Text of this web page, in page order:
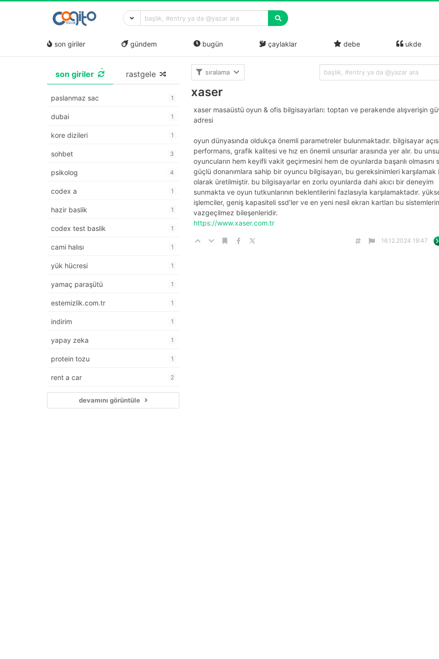
son giriler gündem bugün çaylaklar debe ukde
son giriler rastgele
paslanmaz sac 1
dubai 1
kore dizileri 1
sohbet 3
psikolog 4
codex a 1
hazir baslik 1
codex test baslik 1
cami halısı 1
yük hücresi 1
yamaç paraşütü 1
estemizlik.com.tr 1
indirim 1
yapay zeka 1
protein tozu 1
rent a car 2
devamını görüntüle
sıralama
xaser
xaser masaüstü oyun & ofis bilgisayarları: toptan ve perakende alışverişin
adresi
oyun dünyasında oldukça önemli parametreler bulunmaktadır. bilgisayar
performans, grafik kalitesi ve hız en önemli unsurlar arasında yer alır. bu
oyuncuların hem keyifli vakit geçirmesini hem de oyunlarda başarılı olmasını
güçlü donanımlara sahip bir oyuncu bilgisayarı, bu gereksinimleri karşılamak
olarak üretilmiştir. bu bilgisayarlar en zorlu oyunlarda dahi akıcı bir deneyim
sunmakta ve oyun tutkunlarının beklentilerini fazlasıyla karşılamaktadır.
işlemciler, geniş kapasiteli ssd’ler ve en yeni nesil ekran kartları bu sistemlerin
vazgeçilmez bileşenleridir.
https://www.xaser.com.tr
16.12.2024 19:47